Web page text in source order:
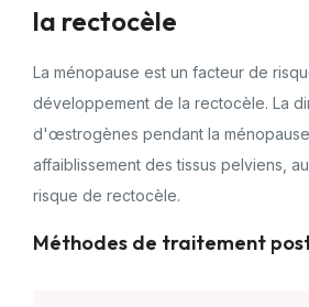
la rectocèle
La ménopause est un facteur de
développement de la rectocèle. La
d'œstrogènes pendant la
affaiblissement des tissus pelviens,
risque de rectocèle.
Méthodes de traitement